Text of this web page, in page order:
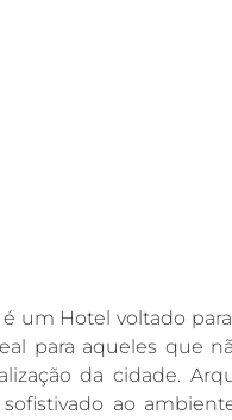
é um Hotel voltado
para aqueles que
da cidade.
ao